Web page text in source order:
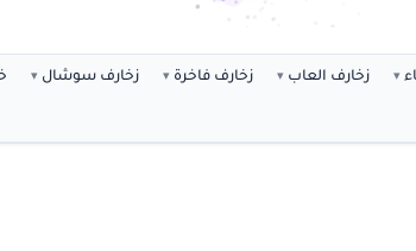
زخارف العاب زخارف فاخرة زخارف سوشال